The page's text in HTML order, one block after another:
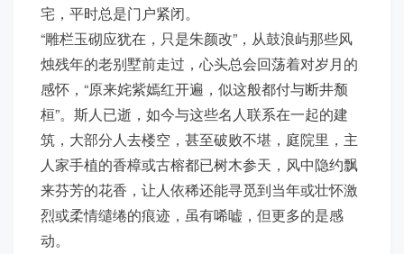
宅，平时总是门户紧闭。
“雕栏玉砌应犹在，只是朱颜改”，从鼓浪屿那些风
烛残年的老别墅前走过，心头总会回荡着对岁月的
感怀，“原来姹紫嫣红开遍，似这般都付与断井颓
桓”。斯人已逝，如今与这些名人联系在一起的建
筑，大部分人去楼空，甚至破败不堪，庭院里，主
人家手植的香樟或古榕都已树木参天，风中隐约飘
来芬芳的花香，让人依稀还能寻觅到当年或壮怀激
烈或柔情缱绻的痕迹，虽有唏嘘，但更多的是感
动。